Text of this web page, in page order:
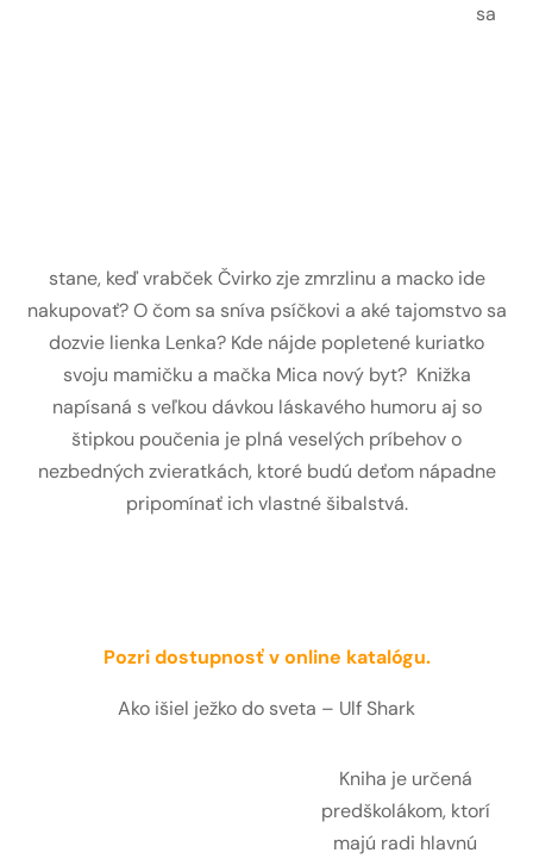
sa
stane, keď vrabček Čvirko zje zmrzlinu a macko ide
nakupovať? O čom sa sníva psíčkovi a aké tajomstvo sa
dozvie lienka Lenka? Kde nájde popletené kuriatko
svoju mamičku a mačka Mica nový byt? Knižka
napísaná s veľkou dávkou láskavého humoru aj so
štipkou poučenia je plná veselých príbehov o
nezbedných zvieratkách, ktoré budú deťom nápadne
pripomínať ich vlastné šibalstvá.
Pozri dostupnosť v online katalógu.
Ako išiel ježko do sveta – Ulf Shark
Kniha je určená
predškolákom, ktorí
majú radi hlavnú